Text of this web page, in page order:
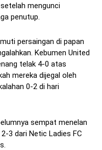
mengunci
penutup.
persaingan di papan
Kebumen United
telak 4-0 atas
mereka dijegal oleh
0-2 di hari
sempat menelan
3 dari Netic Ladies FC